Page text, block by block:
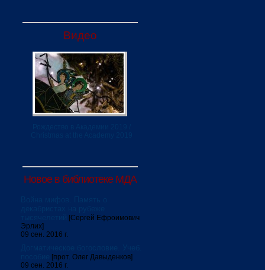
Видео
Новое в библиотеке МДА
[Сергей Ефроимович
Эрлих]
09 сен. 2016 г.
[прот. Олег Давыденков]
09 сен. 2016 г.